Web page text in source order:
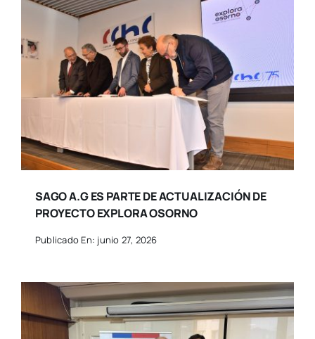
SAGO A.G ES PARTE DE ACTUALIZACIÓN DE
PROYECTO EXPLORA OSORNO
Publicado En: junio 27, 2026